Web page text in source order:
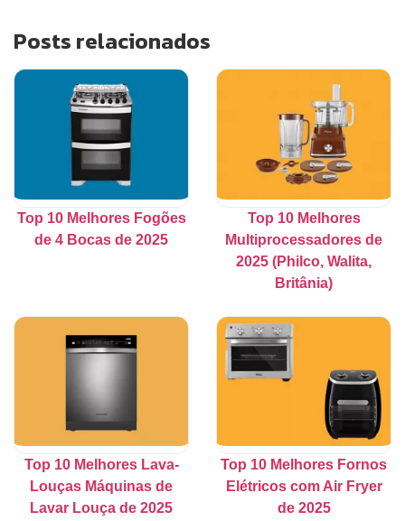
Posts relacionados
Top 10 Melhores Fogões
de 4 Bocas de 2025
Top 10 Melhores
Multiprocessadores de
2025 (Philco, Walita,
Britânia)
Top 10 Melhores Lava-
Louças Máquinas de
Lavar Louça de 2025
Top 10 Melhores Fornos
Elétricos com Air Fryer
de 2025